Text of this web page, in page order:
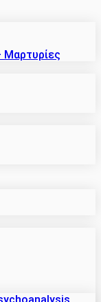
Μαρτυρίες